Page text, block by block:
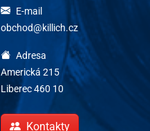
E-mail
obchod@killich.cz
Adresa
Americká 215
Liberec 460 10
Kontakty